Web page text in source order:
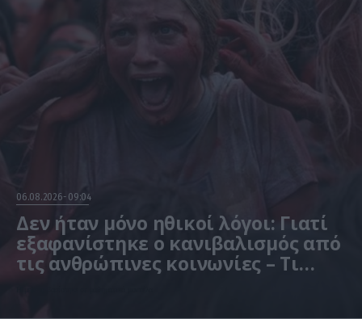
06.08.2026 09:04
Δεν ήταν μόνο ηθικοί λόγοι: Γιατί
εξαφανίστηκε ο κανιβαλισμός από
τις ανθρώπινες κοινωνίες – Τι